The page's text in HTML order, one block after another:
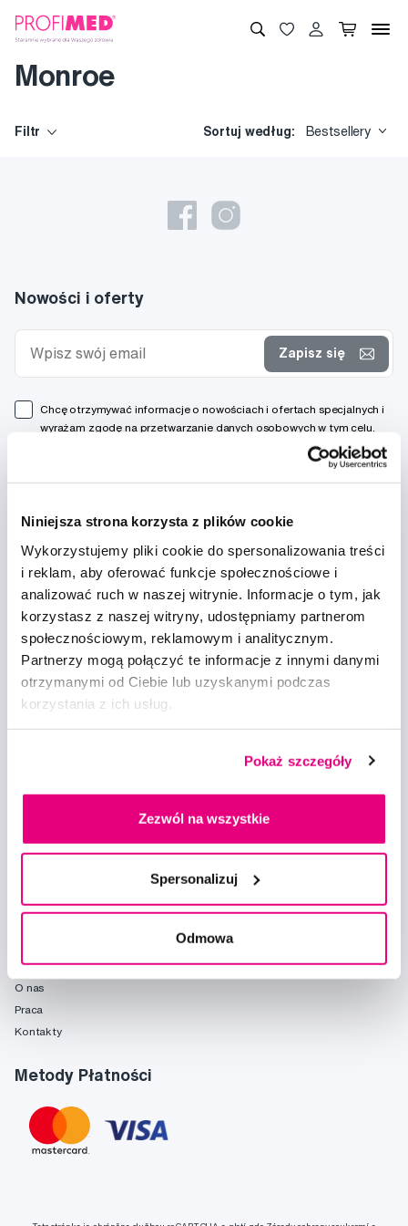
Niniejsza strona korzysta z plików cookie
Wykorzystujemy pliki cookie do spersonalizowania treści
i reklam, aby oferować funkcje społecznościowe i
analizować ruch w naszej witrynie. Informacje o tym, jak
korzystasz z naszej witryny, udostępniamy partnerom
społecznościowym, reklamowym i analitycznym.
Partnerzy mogą połączyć te informacje z innymi danymi
otrzymanymi od Ciebie lub uzyskanymi podczas
korzystania z ich usług.
Pokaż szczegóły
Zezwól na wszystkie
Spersonalizuj
Odmowa
Monroe
Filtr Sortuj według: Bestsellery
Doradzimy
info@profimed.com
Zapytaj o poradę
Wszystko o zakupach
Warunki handlowe
Sposoby dostawy
Warto spróbować
Marki
Fridababy
O spółce
O nas
Praca
Kontakty
Metody Płatności
Nowości i oferty
Zapisz się
Chcę otrzymywać informacje o nowościach i ofertach specjalnych i
wyrażam zgodę na przetwarzanie danych osobowychw tym celu.